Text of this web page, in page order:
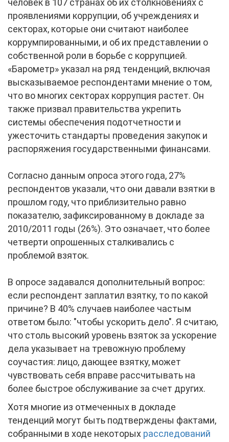
человек в 107 странах об их столкновениях с
проявлениями коррупции, об учреждениях и
секторах, которые они считают наиболее
коррумпированными, и об их представлении о
собственной роли в борьбе с коррупцией.
«Барометр» указал на ряд тенденций, включая
высказываемое респондентами мнение о том,
что во многих секторах коррупция растет. Он
также призвал правительства укрепить
системы обеспечения подотчетности и
ужесточить стандарты проведения закупок и
распоряжения государственными финансами.
Согласно данным опроса этого года, 27%
респондентов указали, что они давали взятки в
прошлом году, что приблизительно равно
показателю, зафиксированному в докладе за
2010/2011 годы (26%). Это означает, что более
четверти опрошенных сталкивались с
проблемой взяток.
В опросе задавался дополнительный вопрос:
если респондент заплатил взятку, то по какой
причине? В 40% случаев наиболее частым
ответом было: "чтобы ускорить дело". Я считаю,
что столь высокий уровень взяток за ускорение
дела указывает на тревожную проблему
соучастия: лицо, дающее взятку, может
чувствовать себя вправе рассчитывать на
более быстрое обслуживание за счет других.
Хотя многие из отмеченных в докладе
тенденций могут быть подтверждены фактами,
собранными в ходе некоторых расследований